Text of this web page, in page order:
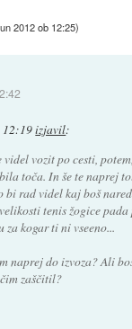
2012 ob 12:25)
12:19izjavil:
vozit po cesti,
toča. In še te naprej
bi rad videl kaj boš
tenis žogice
za kogar ti ni vseeno...
naprej do izvoza? Ali
zaščitil?